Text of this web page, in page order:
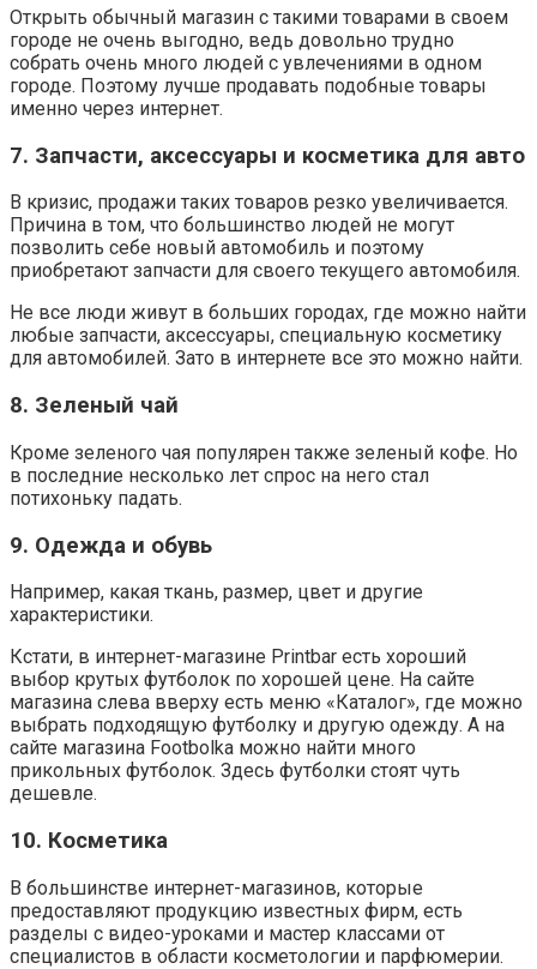
Открыть обычный магазин с такими товарами в своем
городе не очень выгодно, ведь довольно трудно
собрать очень много людей с увлечениями в одном
городе. Поэтому лучше продавать подобные товары
именно через интернет.
7. Запчасти, аксессуары и косметика для авто
В кризис, продажи таких товаров резко увеличивается.
Причина в том, что большинство людей не могут
позволить себе новый автомобиль и поэтому
приобретают запчасти для своего текущего автомобиля.
Не все люди живут в больших городах, где можно найти
любые запчасти, аксессуары, специальную косметику
для автомобилей. Зато в интернете все это можно найти.
8. Зеленый чай
Кроме зеленого чая популярен также зеленый кофе. Но
в последние несколько лет спрос на него стал
потихоньку падать.
9. Одежда и обувь
Например, какая ткань, размер, цвет и другие
характеристики.
Кстати, в интернет-магазине Printbar есть хороший
выбор крутых футболок по хорошей цене. На сайте
магазина слева вверху есть меню «Каталог», где можно
выбрать подходящую футболку и другую одежду. А на
сайте магазина Footbolka можно найти много
прикольных футболок. Здесь футболки стоят чуть
дешевле.
10. Косметика
В большинстве интернет-магазинов, которые
предоставляют продукцию известных фирм, есть
разделы с видео-уроками и мастер классами от
специалистов в области косметологии и парфюмерии.